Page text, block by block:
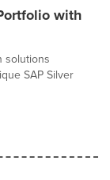
with
solutions
SAP Silver